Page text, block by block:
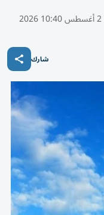
2 أغسطس 10:40 2026
شارك